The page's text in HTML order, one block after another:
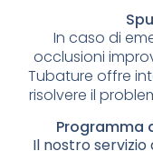
In caso di
occlusioni
Tubature offre
risolvere il
Programma
Il nostro servizio